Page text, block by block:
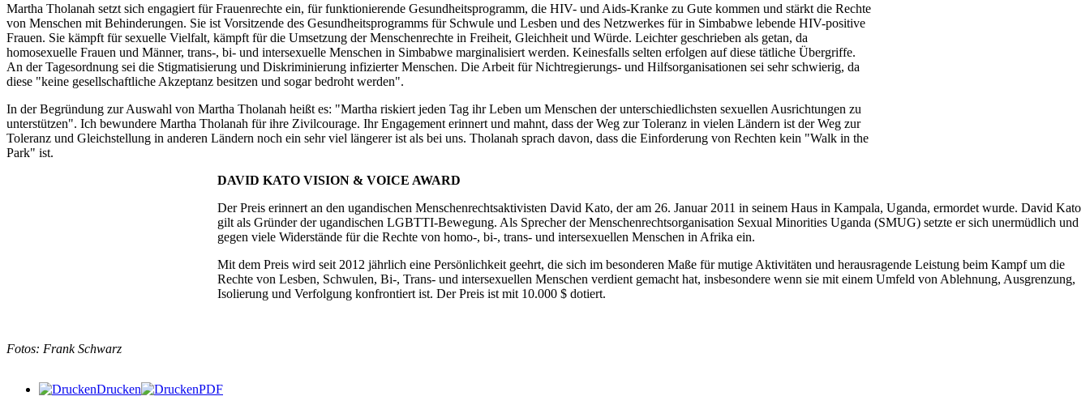
Martha Tholanah setzt sich engagiert für Frauenrechte ein, für funktionierende Gesundheitsprogramm, die HIV- und Aids-Kranke zu Gute kommen und stärkt die Rechte
von Menschen mit Behinderungen. Sie ist Vorsitzende des Gesundheitsprogramms für Schwule und Lesben und des Netzwerkes für in Simbabwe lebende HIV-positive
Frauen. Sie kämpft für sexuelle Vielfalt, kämpft für die Umsetzung der Menschenrechte in Freiheit, Gleichheit und Würde. Leichter geschrieben als getan, da
homosexuelle Frauen und Männer, trans-, bi- und intersexuelle Menschen in Simbabwe marginalisiert werden. Keinesfalls selten erfolgen auf diese tätliche Übergriffe.
An der Tagesordnung sei die Stigmatisierung und Diskriminierung infizierter Menschen. Die Arbeit für Nichtregierungs- und Hilfsorganisationen sei sehr schwierig, da
diese "keine gesellschaftliche Akzeptanz besitzen und sogar bedroht werden".
In der Begründung zur Auswahl von Martha Tholanah heißt es: "Martha riskiert jeden Tag ihr Leben um Menschen der unterschiedlichsten sexuellen Ausrichtungen zu
unterstützen". Ich bewundere Martha Tholanah für ihre Zivilcourage. Ihr Engagement erinnert und mahnt, dass der Weg zur Toleranz in vielen Ländern ist der Weg zur
Toleranz und Gleichstellung in anderen Ländern noch ein sehr viel längerer ist als bei uns. Tholanah sprach davon, dass die Einforderung von Rechten kein "Walk in the
Park" ist.
DAVID KATO VISION & VOICE AWARD
Der Preis erinnert an den ugandischen Menschenrechtsaktivisten David Kato, der am 26. Januar 2011 in seinem Haus in Kampala, Uganda, ermordet wurde. David Kato
gilt als Gründer der ugandischen LGBTTI-Bewegung. Als Sprecher der Menschenrechtsorganisation Sexual Minorities Uganda (SMUG) setzte er sich unermüdlich und
gegen viele Widerstände für die Rechte von homo-, bi-, trans- und intersexuellen Menschen in Afrika ein.
Mit dem Preis wird seit 2012 jährlich eine Persönlichkeit geehrt, die sich im besonderen Maße für mutige Aktivitäten und herausragende Leistung beim Kampf um die
Rechte von Lesben, Schwulen, Bi-, Trans- und intersexuellen Menschen verdient gemacht hat, insbesondere wenn sie mit einem Umfeld von Ablehnung, Ausgrenzung,
Isolierung und Verfolgung konfrontiert ist. Der Preis ist mit 10.000 $ dotiert.
Fotos: Frank Schwarz
Drucken PDF